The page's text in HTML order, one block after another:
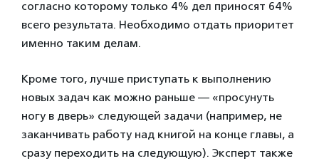
согласно которому только 4% дел приносят 64%
всего результата. Необходимо отдать приоритет
именно таким делам.
Кроме того, лучше приступать к выполнению
новых задач как можно раньше — «просунуть
ногу в дверь» следующей задачи (например, не
заканчивать работу над книгой на конце главы, а
сразу переходить на следующую). Эксперт также